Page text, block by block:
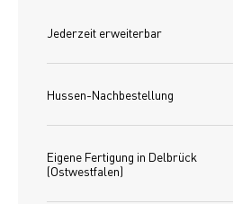
Jederzeit erweiterbar
Hussen-Nachbestellung
Eigene Fertigung in Delbrück
(Ostwestfalen)